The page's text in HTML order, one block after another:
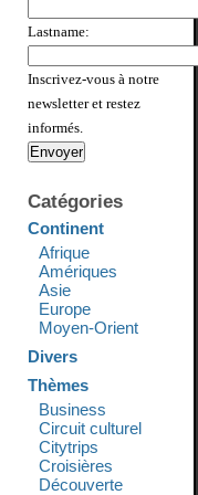
Lastname:
Inscrivez-vous à notre
newsletter et restez
informés.
Catégories
Continent
Afrique
Amériques
Asie
Europe
Moyen-Orient
Divers
Thèmes
Business
Circuit culturel
Citytrips
Croisières
Découverte